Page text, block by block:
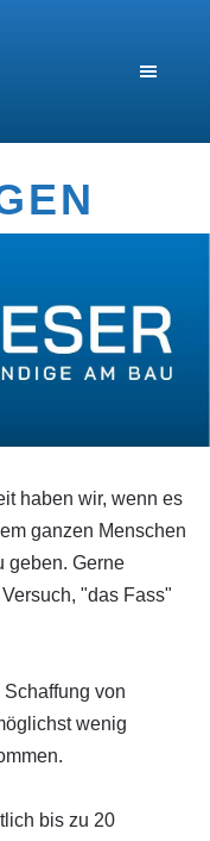
haben wir, wenn es
ganzen Menschen
geben. Gerne
"das Fass"
von
wenig
bis zu 20